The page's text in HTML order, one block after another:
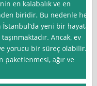
en kalabalık ve en
biridir. Bu nedenle her
yeni bir hayata
Ancak, ev
yorucu bir süreç olabilir.
paketlenmesi, ağır ve